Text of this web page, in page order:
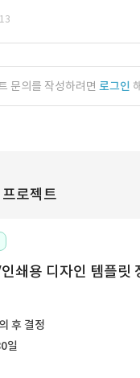
문의를 작성하려면 로그인
로젝트
쇄용 디자인 템플릿
후 결정
일